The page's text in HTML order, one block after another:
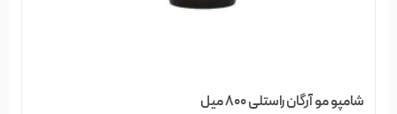
شامپو مو آرگان راستلی 800 میل